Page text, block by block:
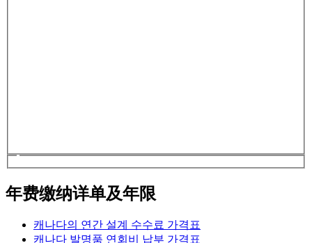
年费缴纳详单及年限
캐나다의 연간 설계 수수료 가격표
캐나다 발명품 연회비 납부 가격표